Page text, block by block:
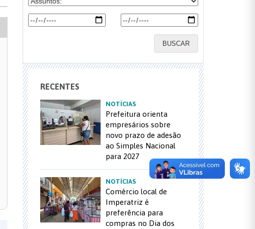
BUSCAR
RECENTES
NOTÍCIAS
Prefeitura orienta
empresários sobre
novo prazo de adesão
ao Simples Nacional
para 2027
NOTÍCIAS
Comércio local de
Imperatriz é
preferência para
compras no Dia dos